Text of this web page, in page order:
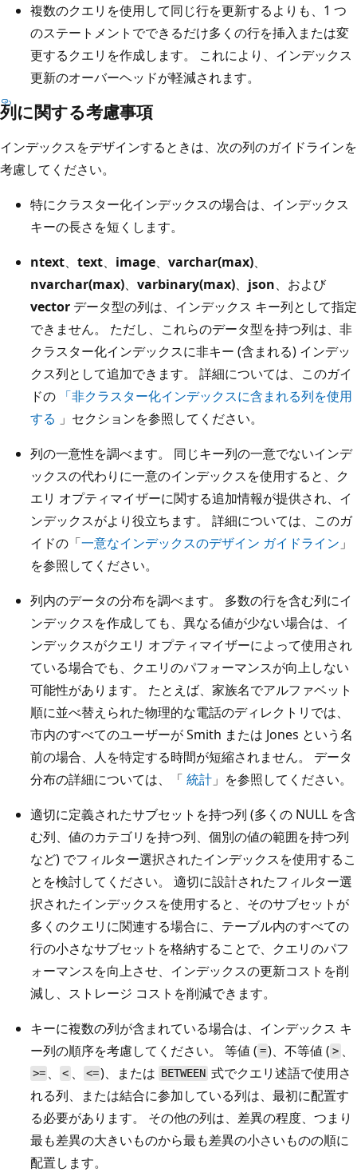
複数のクエリを使用して同じ行を更新するよりも、1 つ
のステートメントでできるだけ多くの行を挿入または変
更するクエリを作成します。 これにより、インデックス
更新のオーバーヘッドが軽減されます。
列に関する考慮事項
インデックスをデザインするときは、次の列のガイドラインを
考慮してください。
特にクラスター化インデックスの場合は、インデックス
キーの長さを短くします。
ntext、 text、 image、 varchar(max)、
nvarchar(max)、 varbinary(max)、 json、および
vector データ型の列は、インデックス キー列として指定
できません。 ただし、これらのデータ型を持つ列は、非
クラスター化インデックスに非キー (含まれる) インデッ
クス列として追加できます。 詳細については、このガイ
ドの 「非クラスター化インデックスに含まれる列を使用
する 」セクションを参照してください。
列の一意性を調べます。 同じキー列の一意でないインデ
ックスの代わりに一意のインデックスを使用すると、ク
エリ オプティマイザーに関する追加情報が提供され、イ
ンデックスがより役立ちます。 詳細については、このガ
イドの「一意なインデックスのデザイン ガイドライン 」
を参照してください。
列内のデータの分布を調べます。 多数の行を含む列にイ
ンデックスを作成しても、異なる値が少ない場合は、イ
ンデックスがクエリ オプティマイザーによって使用され
ている場合でも、クエリのパフォーマンスが向上しない
可能性があります。 たとえば、家族名でアルファベット
順に並べ替えられた物理的な電話のディレクトリでは、
市内のすべてのユーザーが Smith または Jones という名
前の場合、人を特定する時間が短縮されません。 データ
分布の詳細については、「 統計 」を参照してください。
適切に定義されたサブセットを持つ列 (多くの NULL を含
む列、値のカテゴリを持つ列、個別の値の範囲を持つ列
など) でフィルター選択されたインデックスを使用するこ
とを検討してください。 適切に設計されたフィルター選
択されたインデックスを使用すると、そのサブセットが
多くのクエリに関連する場合に、テーブル内のすべての
行の小さなサブセットを格納することで、クエリのパフ
ォーマンスを向上させ、インデックスの更新コストを削
減し、ストレージ コストを削減できます。
キーに複数の列が含まれている場合は、インデックス キ
ー列の順序を考慮してください。 等値 ( =)、不等値 (>、
>= 、<、 <=)、または BETWEEN 式でクエリ述語で使用さ
れる列、または結合に参加している列は、最初に配置す
る必要があります。 その他の列は、差異の程度、つまり
最も差異の大きいものから最も差異の小さいものの順に
配置します。